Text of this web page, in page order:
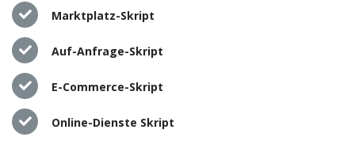
Marktplatz-Skript
Auf-Anfrage-Skript
E-Commerce-Skript
Online-Dienste Skript